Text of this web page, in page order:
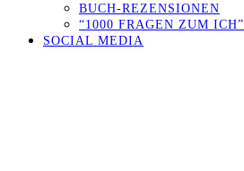
BUCH-REZENSIONEN
“1000 FRAGEN ZUM ICH”
SOCIAL MEDIA